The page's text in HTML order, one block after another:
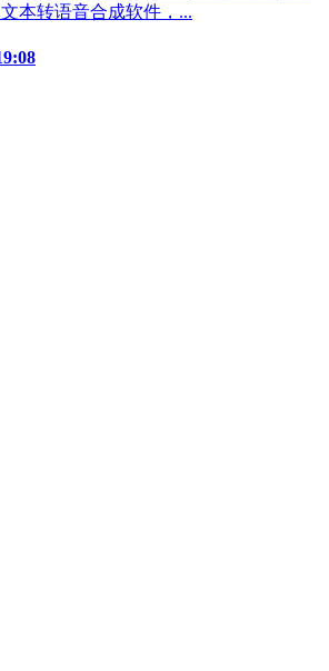
本转语音合成软件，...